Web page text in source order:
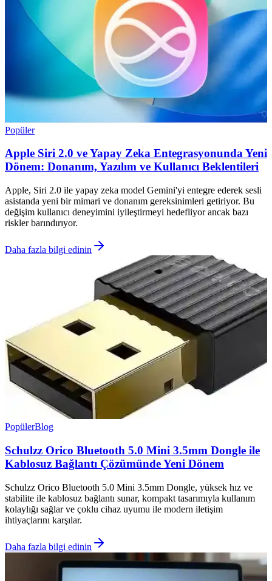
Popüler
Apple Siri 2.0 ve Yapay Zeka Entegrasyonunda Yeni
Dönem: Donanım, Yazılım ve Kullanıcı Beklentileri
Apple, Siri 2.0 ile yapay zeka model Gemini'yi entegre ederek sesli
asistanda yeni bir mimari ve donanım gereksinimleri getiriyor. Bu
değişim kullanıcı deneyimini iyileştirmeyi hedefliyor ancak bazı
riskler barındırıyor.
Daha fazla bilgi edinin
PopülerBlog
Schulzz Orico Bluetooth 5.0 Mini 3.5mm Dongle ile
Kablosuz Bağlantı Çözümünde Yeni Dönem
Schulzz Orico Bluetooth 5.0 Mini 3.5mm Dongle, yüksek hız ve
stabilite ile kablosuz bağlantı sunar, kompakt tasarımıyla kullanım
kolaylığı sağlar ve çoklu cihaz uyumu ile modern iletişim
ihtiyaçlarını karşılar.
Daha fazla bilgi edinin